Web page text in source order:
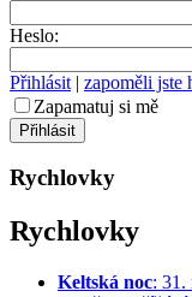
Heslo:
Přihlásit | zapoměli jste
Zapamatuj si mě
Rychlovky
Rychlovky
Keltská noc: 31.